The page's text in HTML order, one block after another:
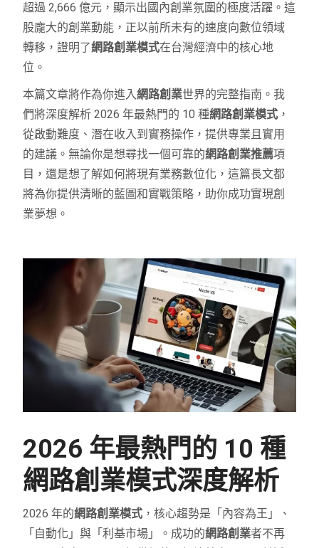
超過 2,666 億元，顯示出國內創業氛圍的極度活躍。這
股龐大的創業動能，正以前所未有的速度向數位領域
轉移，證明了網路創業模式在台灣經濟中的核心地
位。
本篇文章將作為你進入網路創業世界的完整指南。我
們將深度解析 2026 年最熱門的 10 種網路創業模式 ，
從啟動難度、潛在收入到實務操作，提供專業且實用
的建議。無論你是想尋找一個可靠的網路創業推薦項
目，還是想了解如何將現有業務數位化，這篇長文都
將為你提供清晰的藍圖和實戰策略，助你成功實現創
業夢想。
2026 年最熱門的 10 種
網路創業模式深度解析
2026 年的網路創業模式 ，核心趨勢是「內容為王」、
「自動化」與「利基市場」。成功的網路創業者不再